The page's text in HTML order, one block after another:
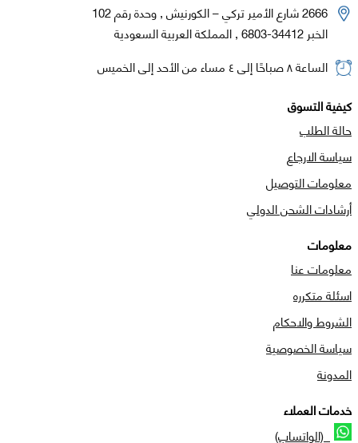
2666 شارع الأمير تركي – الكورنيش , وحدة رقم 102
الخبر 34412-6803 , المملكة العربية السعودية
الساعة ٨ صباحًا إلى ٤ مساء من الأحد إلى الخميس
كيفية التسوق
حالة الطلب
سياسة الارجاع
معلومات التوصيل
أرشادات الشحن الدولي
معلومات
معلومات عنا
اسئلة متكرره
الشروط والاحكام
سياسة الخصوصية
المدونة
خدمات العملاء
(الواتساب)